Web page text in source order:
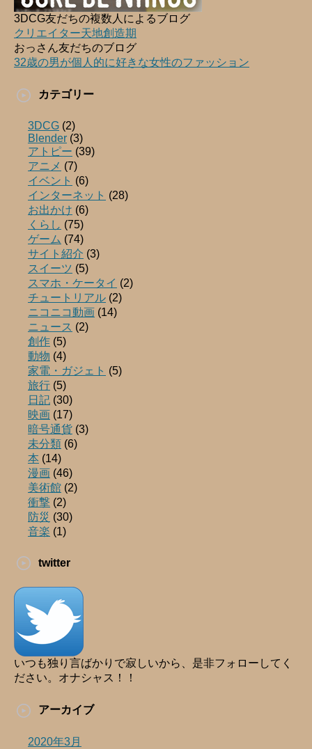
3DCG友だちの複数人によるブログ
クリエイター天地創造期
おっさん友だちのブログ
32歳の男が個人的に好きな女性のファッション
カテゴリー
3DCG (2)
Blender (3)
アトピー (39)
アニメ (7)
イベント (6)
インターネット (28)
お出かけ (6)
くらし (75)
ゲーム (74)
サイト紹介 (3)
スイーツ (5)
スマホ・ケータイ (2)
チュートリアル (2)
ニコニコ動画 (14)
ニュース (2)
創作 (5)
動物 (4)
家電・ガジェト (5)
旅行 (5)
日記 (30)
映画 (17)
暗号通貨 (3)
未分類 (6)
本 (14)
漫画 (46)
美術館 (2)
衝撃 (2)
防災 (30)
音楽 (1)
twitter
いつも独り言ばかりで寂しいから、是非フォローしてく
ださい。オナシャス！！
アーカイブ
2020年3月